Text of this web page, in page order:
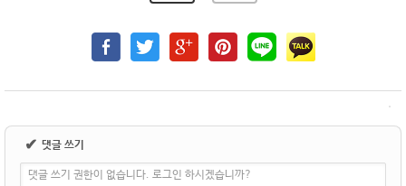
✔ 댓글 쓰기
댓글 쓰기 권한이 없습니다. 로그인 하시겠습니까?